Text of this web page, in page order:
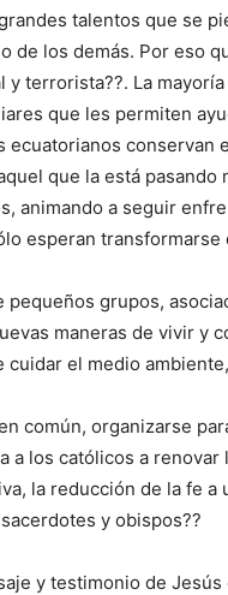
talentos que se
de los demás. Por eso
terrorista??. La
que les permiten
ecuatorianos conservan
que la está pasando
animando a seguir
esperan transformarse
grupos,
maneras de vivir y
cuidar el medio
común, organizarse
a los católicos a renovar
la reducción de la fe a
y obispos??
y testimonio de Jesús